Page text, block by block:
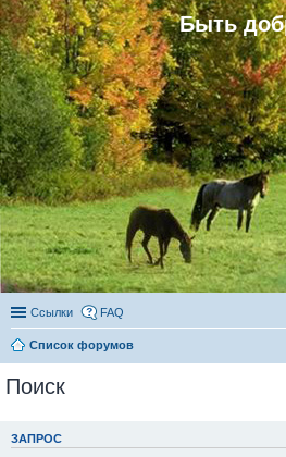
Быть
Ссылки FAQ
Список форумов
Поиск
ЗАПРОС